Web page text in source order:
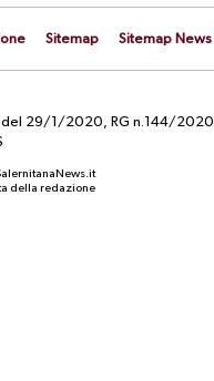
Sitemap Sitemap News
del 29/1/2020, RG n.144/2020
della redazione